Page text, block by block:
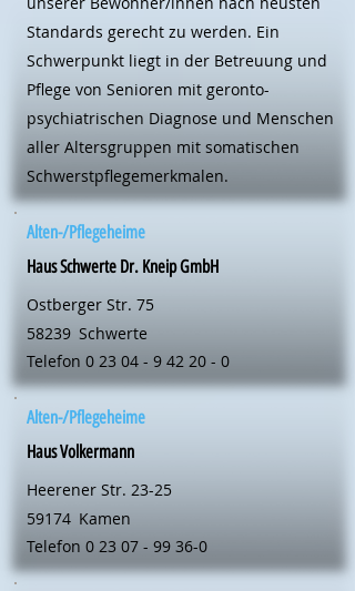
Standards gerecht zu werden. Ein
Schwerpunkt liegt in der Betreuung und
Pflege von Senioren mit geronto-
psychiatrischen Diagnose und Menschen
aller Altersgruppen mit somatischen
Schwerstpflegemerkmalen.
Alten-/Pflegeheime
Haus Schwerte Dr. Kneip GmbH
Ostberger Str. 75
58239 Schwerte
Telefon 0 23 04 - 9 42 20 - 0
Alten-/Pflegeheime
Haus Volkermann
Heerener Str. 23-25
59174 Kamen
Telefon 0 23 07 - 99 36-0